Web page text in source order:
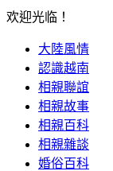
欢迎光临！
大陸風情
認識越南
相親聯誼
相親故事
相親百科
相親雜談
婚俗百科